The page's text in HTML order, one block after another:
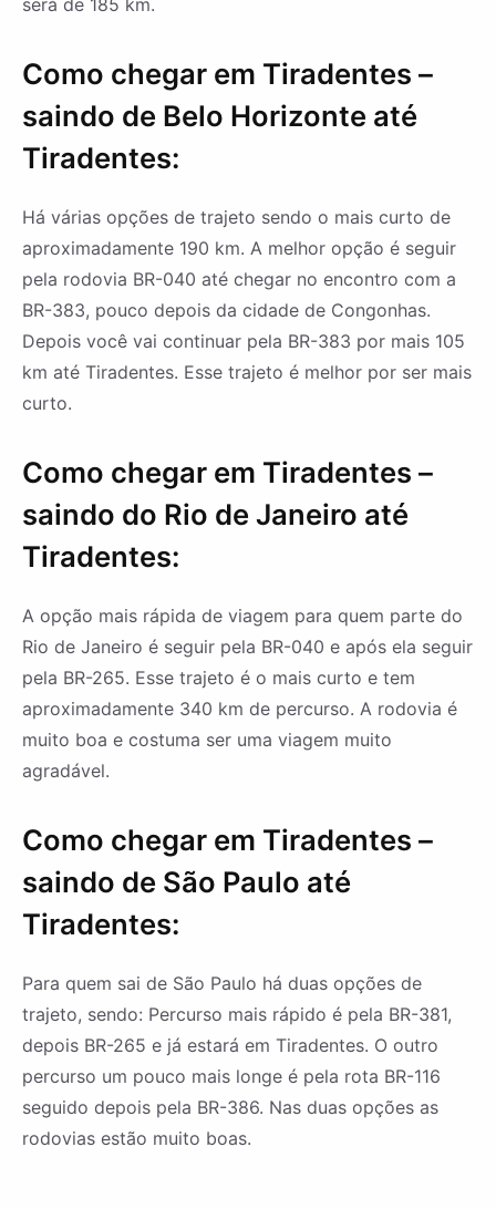
Como chegar em Tiradentes –
saindo de Belo Horizonte até
Tiradentes:
Há várias opções de trajeto sendo o mais curto de
aproximadamente 190 km. A melhor opção é seguir
pela rodovia BR-040 até chegar no encontro com a
BR-383, pouco depois da cidade de Congonhas.
Depois você vai continuar pela BR-383 por mais 105
km até Tiradentes. Esse trajeto é melhor por ser mais
curto.
Como chegar em Tiradentes –
saindo do Rio de Janeiro até
Tiradentes:
A opção mais rápida de viagem para quem parte do
Rio de Janeiro é seguir pela BR-040 e após ela seguir
pela BR-265. Esse trajeto é o mais curto e tem
aproximadamente 340 km de percurso. A rodovia é
muito boa e costuma ser uma viagem muito
agradável.
Como chegar em Tiradentes –
saindo de São Paulo até
Tiradentes:
Para quem sai de São Paulo há duas opções de
trajeto, sendo: Percurso mais rápido é pela BR-381,
depois BR-265 e já estará em Tiradentes. O outro
percurso um pouco mais longe é pela rota BR-116
seguido depois pela BR-386. Nas duas opções as
rodovias estão muito boas.